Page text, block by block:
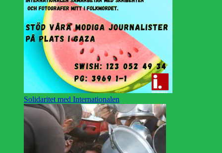
Solidaritet med Internationalen